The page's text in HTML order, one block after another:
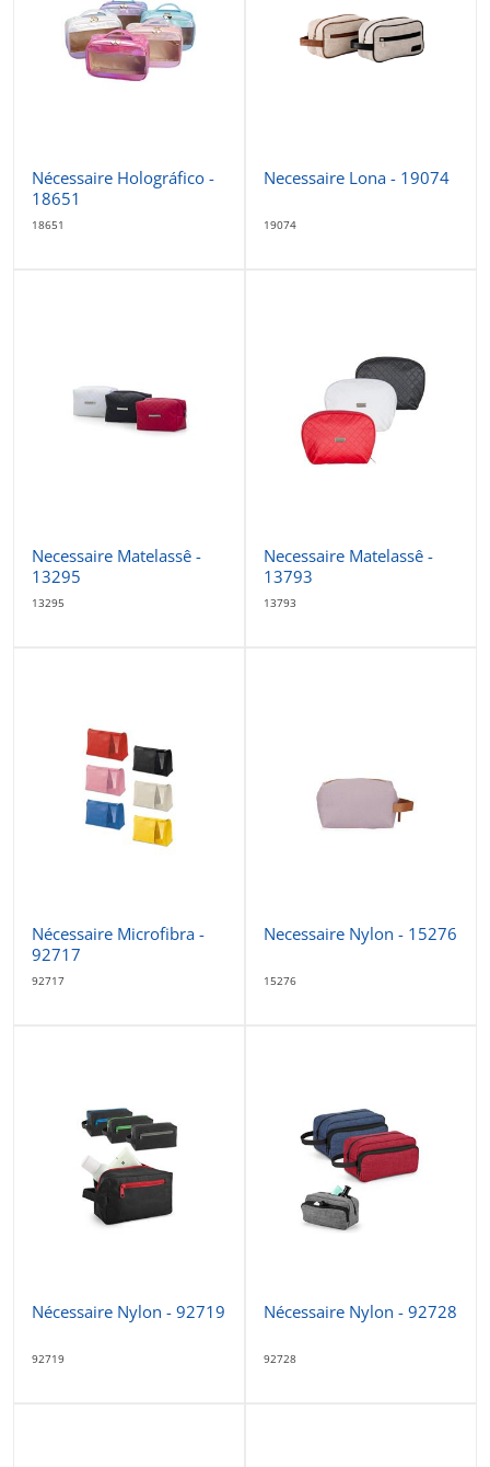
Nécessaire Holográfico -
18651
18651
Necessaire Lona - 19074
19074
Necessaire Matelassê -
13295
13295
Necessaire Matelassê -
13793
13793
Nécessaire Microfibra -
92717
92717
Necessaire Nylon - 15276
15276
Nécessaire Nylon - 92719
92719
Nécessaire Nylon - 92728
92728